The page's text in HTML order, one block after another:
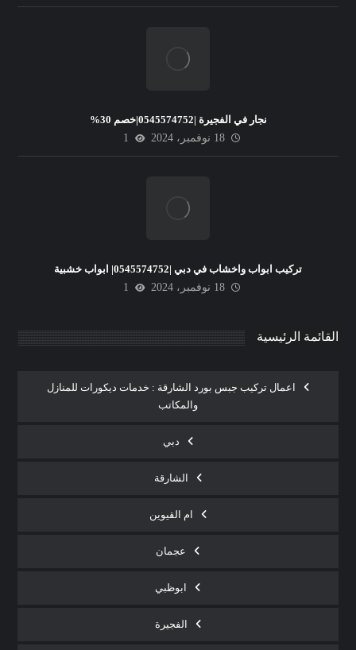
نجار في الفجيرة |0545574752|خصم 30%
18 نوفمبر، 2024
1
تركيب ابواب واخشاب في دبي |0545574752| ابواب خشبية
18 نوفمبر، 2024
1
القائمة الرئيسية
اعمال تركيب جبس بورد الشارقة : خدمات ديكورات للمنازل
والمكاتب
دبي
الشارقة
ام القيوين
عجمان
ابوظبي
الفجيرة